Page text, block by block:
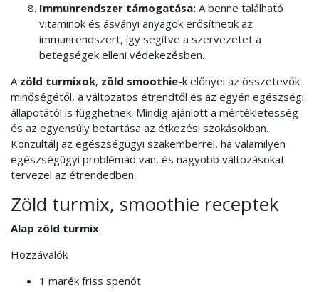
Immunrendszer támogatása: A benne található
vitaminok és ásványi anyagok erősíthetik az
immunrendszert, így segítve a szervezetet a
betegségek elleni védekezésben.
A zöld turmixok, zöld smoothie-k előnyei az összetevők
minőségétől, a változatos étrendtől és az egyén egészségi
állapotától is függhetnek. Mindig ajánlott a mértékletesség
és az egyensúly betartása az étkezési szokásokban.
Konzultálj az egészségügyi szakemberrel, ha valamilyen
egészségügyi problémád van, és nagyobb változásokat
tervezel az étrendedben.
Zöld turmix, smoothie receptek
Alap zöld turmix
Hozzávalók
1 marék friss spenót